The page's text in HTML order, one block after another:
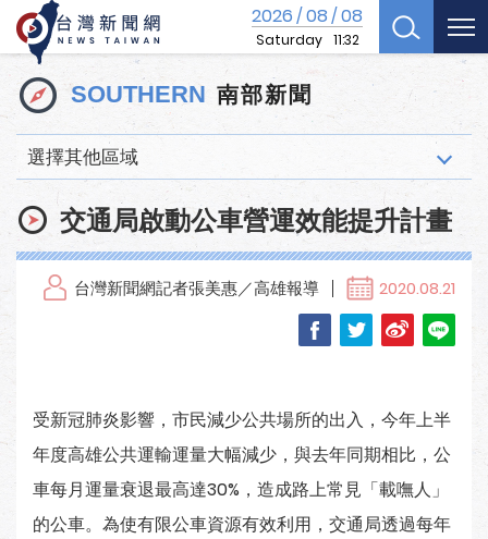
2026/08/08
Saturday 11:32
SOUTHERN 南部新聞
選擇其他區域
交通局啟動公車營運效能提升計畫
台灣新聞網記者張美惠／高雄報導 2020.08.21
受新冠肺炎影響，市民減少公共場所的出入，今年上半
年度高雄公共運輸運量大幅減少，與去年同期相比，公
車每月運量衰退最高達30%，造成路上常見「載嘸人」
的公車。為使有限公車資源有效利用，交通局透過每年